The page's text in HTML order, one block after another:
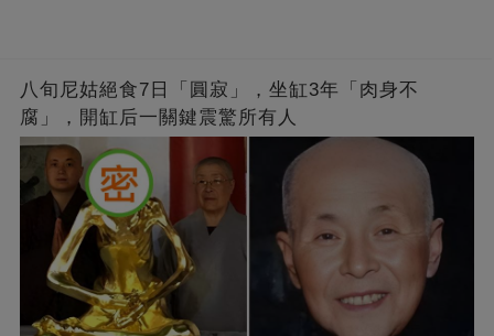
八旬尼姑絕食7日「圓寂」，坐缸3年「肉身不
腐」，開缸后一關鍵震驚所有人